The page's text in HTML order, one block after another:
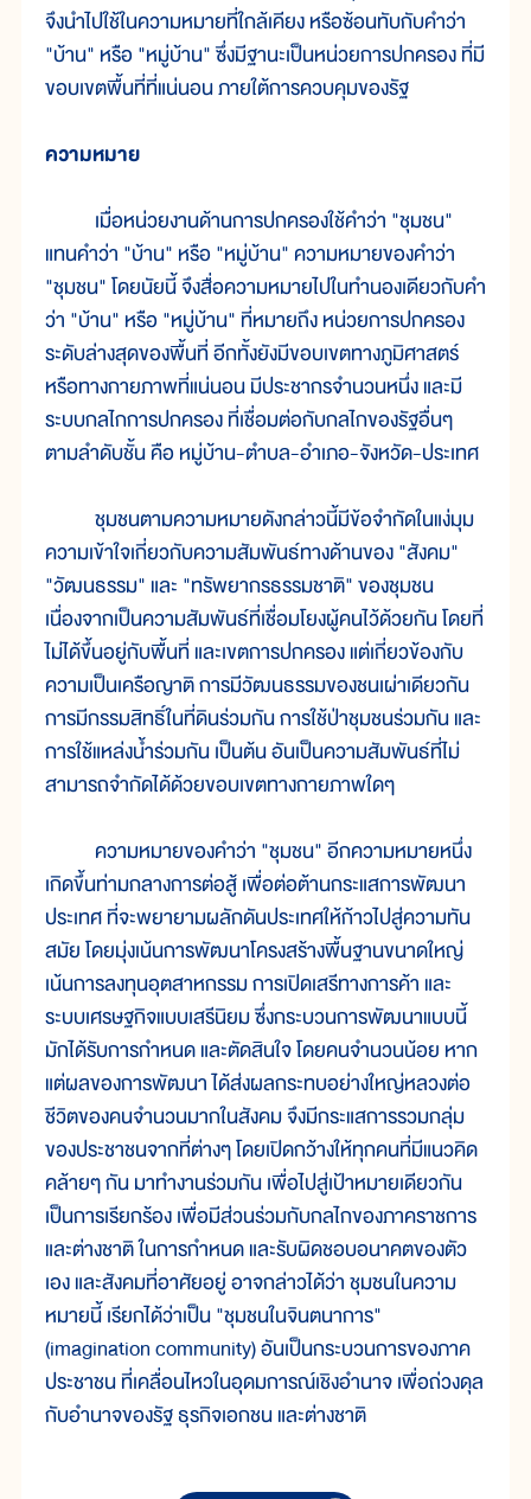
จึงนำไปใช้ในความหมายที่ใกล้เคียง หรือซ้อนทับกับคำว่า
"บ้าน" หรือ "หมู่บ้าน" ซึ่งมีฐานะเป็นหน่วยการปกครอง ที่มี
ขอบเขตพื้นที่ที่แน่นอน ภายใต้การควบคุมของรัฐ
ความหมาย
เมื่อหน่วยงานด้านการปกครองใช้คำว่า "ชุมชน"
แทนคำว่า "บ้าน" หรือ "หมู่บ้าน" ความหมายของคำว่า
"ชุมชน" โดยนัยนี้ จึงสื่อความหมายไปในทำนองเดียวกับคำ
ว่า "บ้าน" หรือ "หมู่บ้าน" ที่หมายถึง หน่วยการปกครอง
ระดับล่างสุดของพื้นที่ อีกทั้งยังมีขอบเขตทางภูมิศาสตร์
หรือทางกายภาพที่แน่นอน มีประชากรจำนวนหนึ่ง และมี
ระบบกลไกการปกครอง ที่เชื่อมต่อกับกลไกของรัฐอื่นๆ
ตามลำดับชั้น คือ หมู่บ้าน-ตำบล-อำเภอ-จังหวัด-ประเทศ
ชุมชนตามความหมายดังกล่าวนี้มีข้อจำกัดในแง่มุม
ความเข้าใจเกี่ยวกับความสัมพันธ์ทางด้านของ "สังคม"
"วัฒนธรรม" และ "ทรัพยากรธรรมชาติ" ของชุมชน
เนื่องจากเป็นความสัมพันธ์ที่เชื่อมโยงผู้คนไว้ด้วยกัน โดยที่
ไม่ได้ขึ้นอยู่กับพื้นที่ และเขตการปกครอง แต่เกี่ยวข้องกับ
ความเป็นเครือญาติ การมีวัฒนธรรมของชนเผ่าเดียวกัน
การมีกรรมสิทธิ์ในที่ดินร่วมกัน การใช้ป่าชุมชนร่วมกัน และ
การใช้แหล่งน้ำร่วมกัน เป็นต้น อันเป็นความสัมพันธ์ที่ไม่
สามารถจำกัดได้ด้วยขอบเขตทางกายภาพใดๆ
ความหมายของคำว่า "ชุมชน" อีกความหมายหนึ่ง
เกิดขึ้นท่ามกลางการต่อสู้ เพื่อต่อต้านกระแสการพัฒนา
ประเทศ ที่จะพยายามผลักดันประเทศให้ก้าวไปสู่ความทัน
สมัย โดยมุ่งเน้นการพัฒนาโครงสร้างพื้นฐานขนาดใหญ่
เน้นการลงทุนอุตสาหกรรม การเปิดเสรีทางการค้า และ
ระบบเศรษฐกิจแบบเสรีนิยม ซึ่งกระบวนการพัฒนาแบบนี้
มักได้รับการกำหนด และตัดสินใจ โดยคนจำนวนน้อย หาก
แต่ผลของการพัฒนา ได้ส่งผลกระทบอย่างใหญ่หลวงต่อ
ชีวิตของคนจำนวนมากในสังคม จึงมีกระแสการรวมกลุ่ม
ของประชาชนจากที่ต่างๆ โดยเปิดกว้างให้ทุกคนที่มีแนวคิด
คล้ายๆ กัน มาทำงานร่วมกัน เพื่อไปสู่เป้าหมายเดียวกัน
เป็นการเรียกร้อง เพื่อมีส่วนร่วมกับกลไกของภาคราชการ
และต่างชาติ ในการกำหนด และรับผิดชอบอนาคตของตัว
เอง และสังคมที่อาศัยอยู่ อาจกล่าวได้ว่า ชุมชนในความ
หมายนี้ เรียกได้ว่าเป็น "ชุมชนในจินตนาการ"
(imagination community) อันเป็นกระบวนการของภาค
ประชาชน ที่เคลื่อนไหวในอุดมการณ์เชิงอำนาจ เพื่อถ่วงดุล
กับอำนาจของรัฐ ธุรกิจเอกชน และต่างชาติ